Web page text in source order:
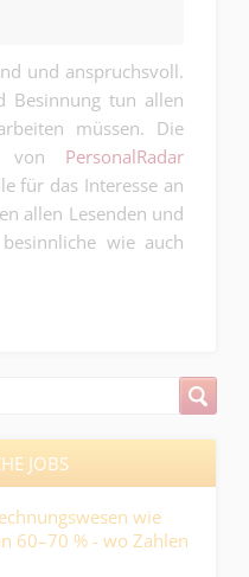
und anspruchsvoll.
Besinnung tun allen
müssen. Die
von PersonalRadar
für das Interesse an
allen Lesenden und
wie auch
JOBS
mann HR und Finanzen
Wollmilchsau, aber